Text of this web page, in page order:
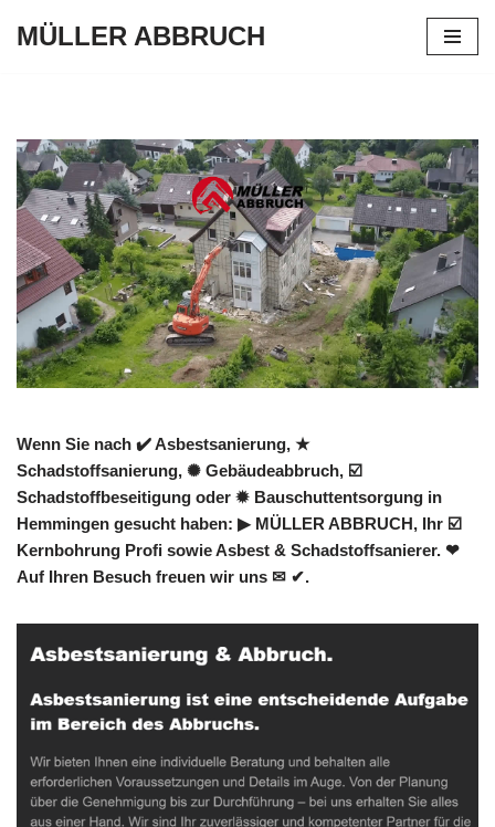
MÜLLER ABBRUCH
Wenn Sie nach ✔️ Asbestsanierung, ★
Schadstoffsanierung, ✺ Gebäudeabbruch, ☑️
Schadstoffbeseitigung oder ✹ Bauschuttentsorgung in
Hemmingen gesucht haben: ▶︎ MÜLLER ABBRUCH, Ihr ☑️
Kernbohrung Profi sowie Asbest & Schadstoffsanierer. ❤
Auf Ihren Besuch freuen wir uns ✉ ✔.